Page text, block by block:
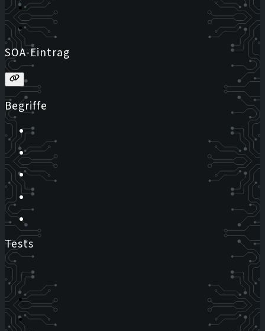
SOA-Eintrag
Begriffe
Tests